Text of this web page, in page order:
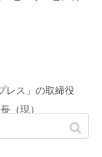
レス」の取締役
（現）